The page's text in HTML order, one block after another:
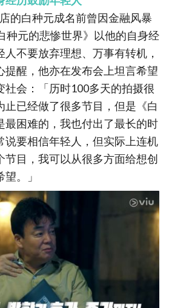
的白种元成名前曾因金融风暴
种元的悲惨世界》以他的自身经
人不要放弃理想、万事有转机，
提醒，他亦在发布会上坦言希望
社会：「历时100多天的拍摄很
止已经做了很多节目，但是《白
最困难的，我也付出了最长的时
说要相信年轻人，但实际上连机
目，我可以从很多方面给想创
。」